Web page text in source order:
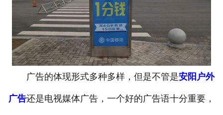
广告的体现形式多种多样，但是不管是安阳户外
广告还是电视媒体广告，一个好的广告语十分重要，